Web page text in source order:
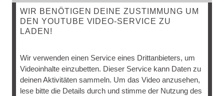
WIR BENÖTIGEN DEINE ZUSTIMMUNG UM
DEN YOUTUBE VIDEO-SERVICE ZU
LADEN!
Wir verwenden einen Service eines Drittanbieters, um
Videoinhalte einzubetten. Dieser Service kann Daten zu
deinen Aktivitäten sammeln. Um das Video anzusehen,
lese bitte die Details durch und stimme der Nutzung des
du